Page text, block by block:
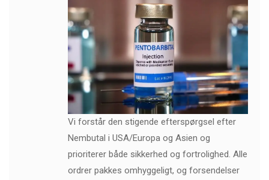
Vi forstår den stigende efterspørgsel efter
Nembutal i USA/Europa og Asien og
prioriterer både sikkerhed og fortrolighed. Alle
ordrer pakkes omhyggeligt, og forsendelser